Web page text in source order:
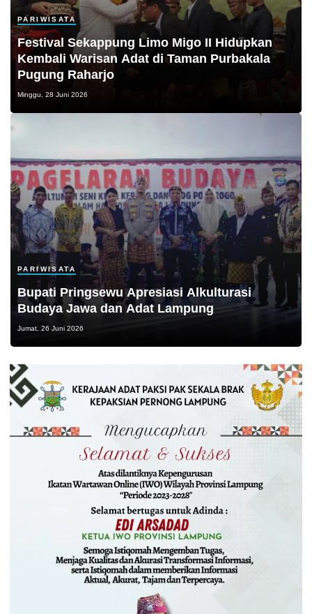
PARIWISATA
Festival Sekappung Limo Migo II Hidupkan
Kembali Warisan Adat di Taman Purbakala
Pugung Raharjo
Minggu, 28 Juni 2026
PARIWISATA
Bupati Pringsewu Apresiasi Alkulturasi
Budaya Jawa dan Adat Lampung
Jumat, 26 Juni 2026